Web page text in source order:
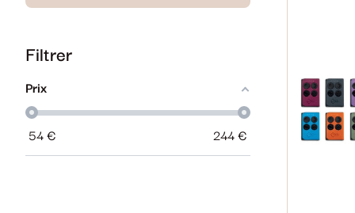
Filtrer
Prix
54 € 244 €